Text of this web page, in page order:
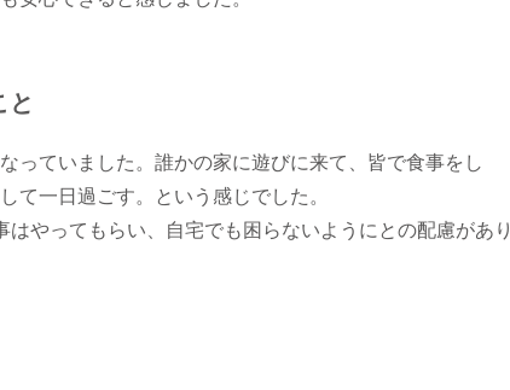
と
っていました。誰かの家に遊びに来て、皆で食事をし
て一日過ごす。という感じでした。
やってもらい、自宅でも困らないようにとの配慮があり